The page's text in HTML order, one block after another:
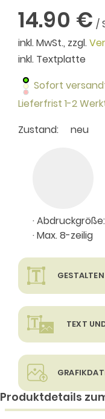
14.90 € /
inkl. MwSt., zzgl.
inkl. Textplatte
Sofort
Lieferfrist 1-2
Zustand:
neu
·
· Max. 8-zeilig
TEXT
Produktdetails